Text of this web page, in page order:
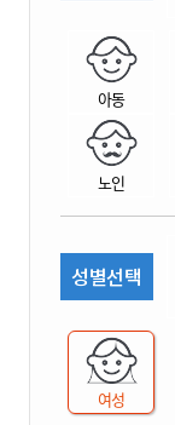
아동
노인
성별선택
여성